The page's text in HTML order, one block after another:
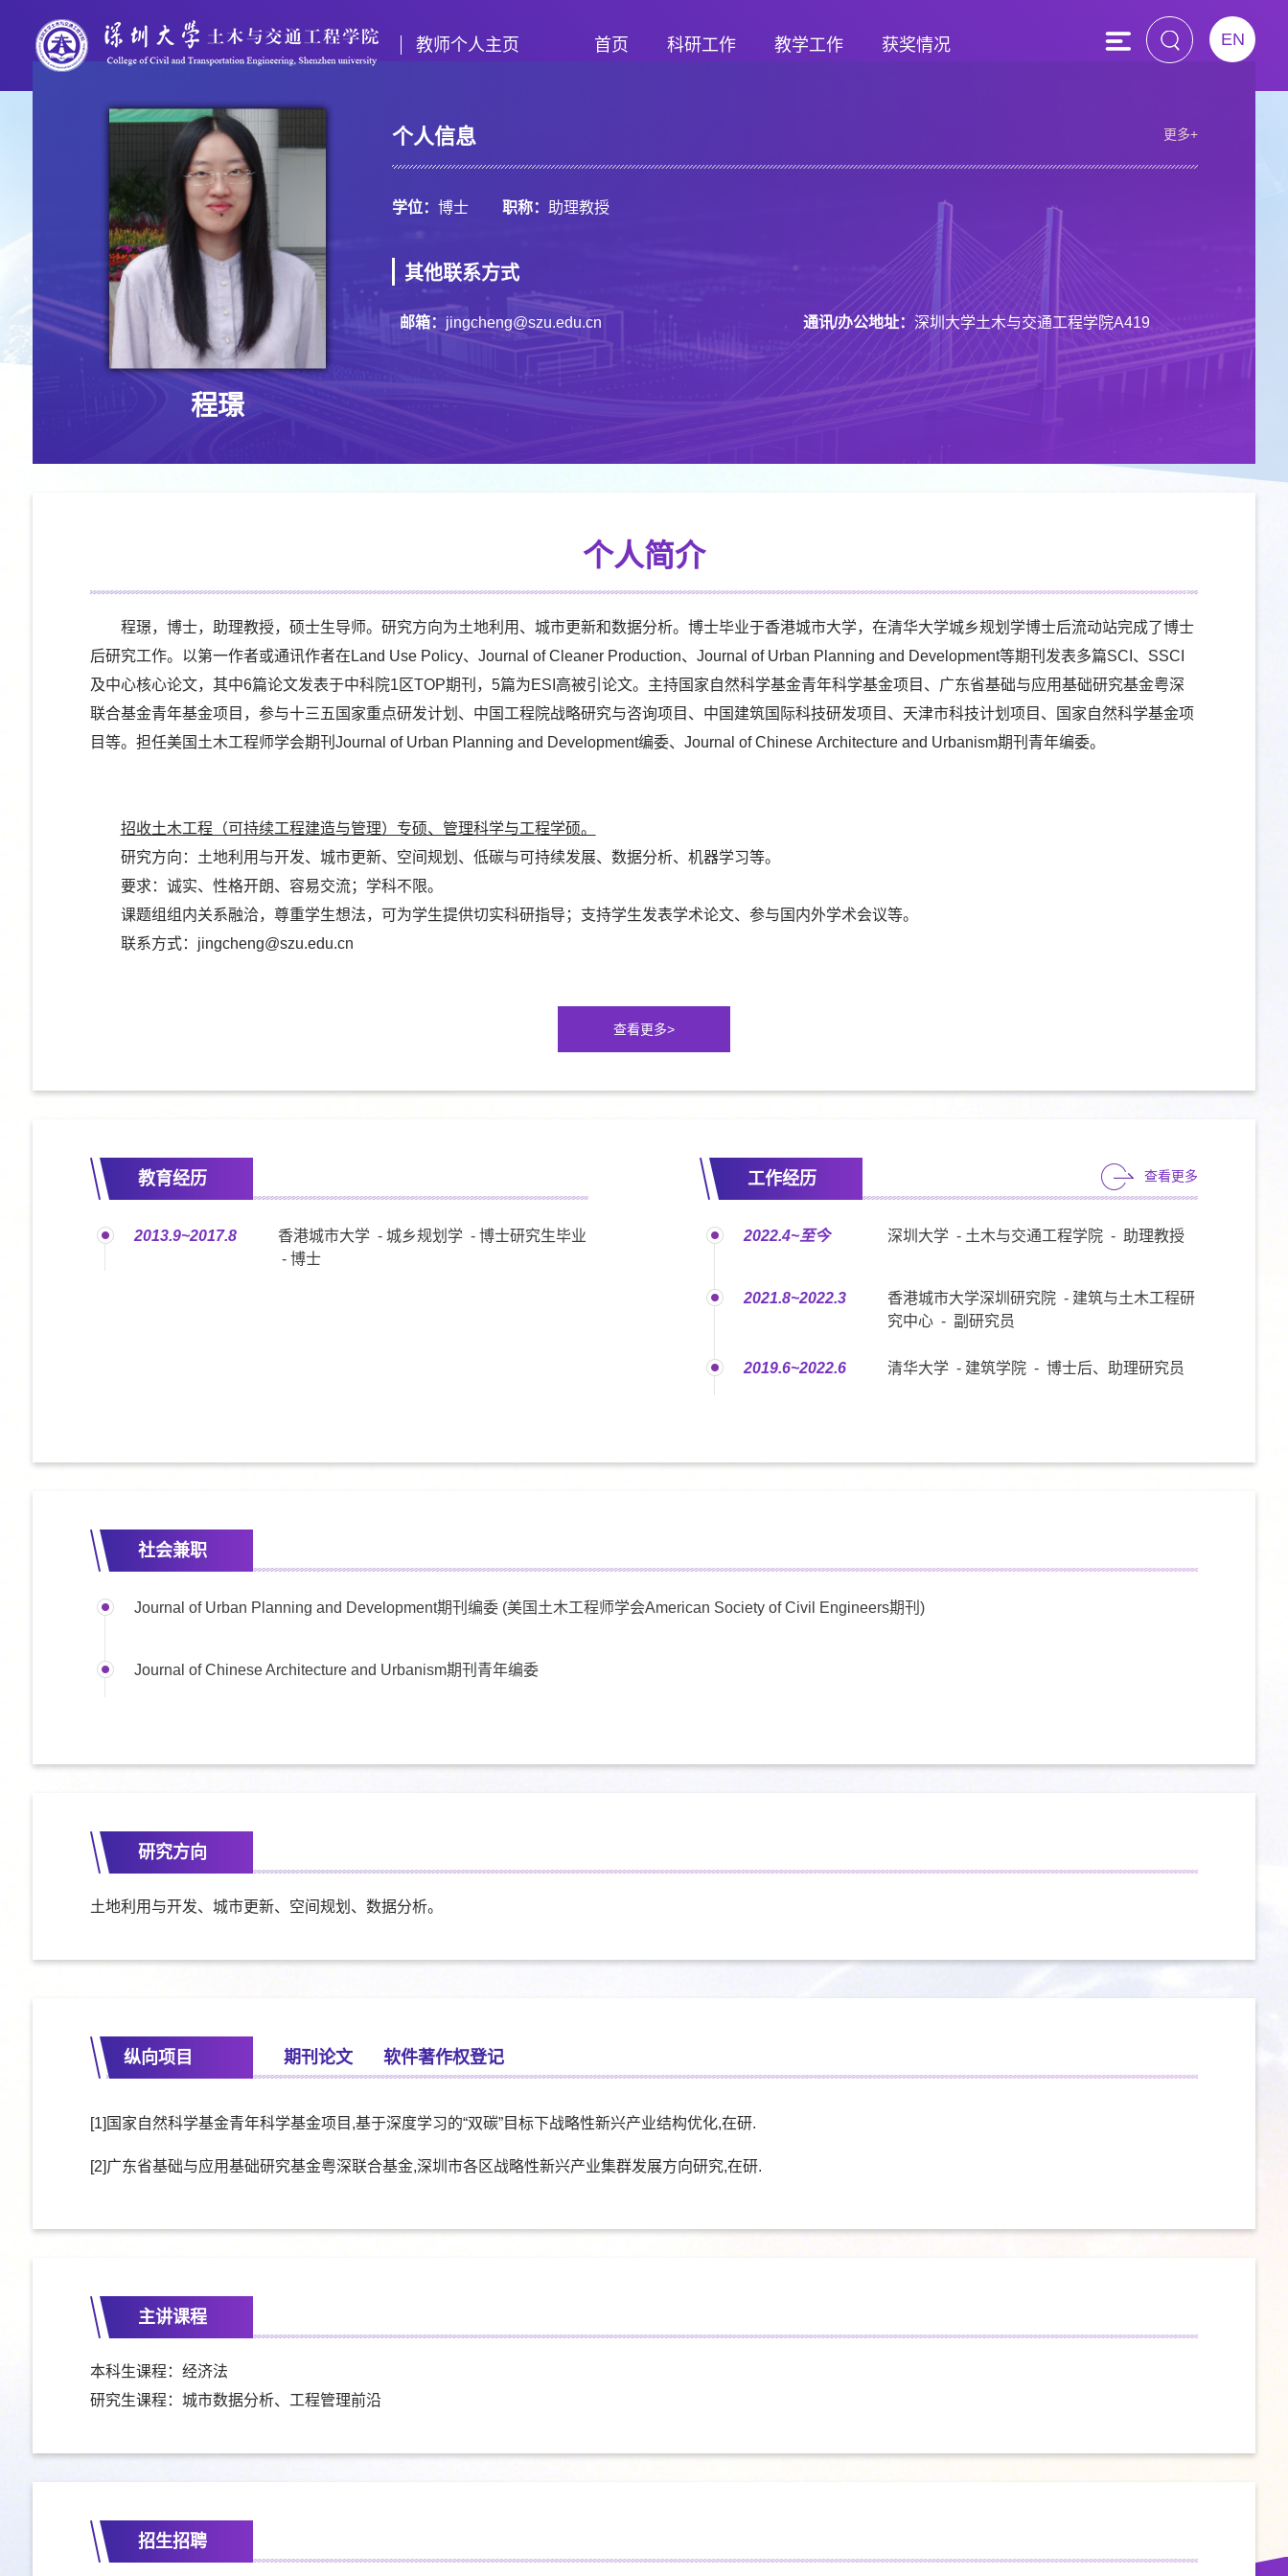
教师个人主页 EN
首页 科研工作 教学工作 获奖情况
程璟
个人信息 更多+
学位： 博士 职称： 助理教授
其他联系方式
邮箱： jingcheng@szu.edu.cn 通讯/办公地址： 深圳大学土木与交通工程学院A419
个人简介
程璟，博士，助理教授，硕士生导师。研究方向为土地利用、城市更新和数据分析。博士毕业于香港城市大学，在清华大学城乡规划学博士后流动站完成了博士
后研究工作。以第一作者或通讯作者在Land Use Policy、Journal of Cleaner Production、Journal of Urban Planning and Development等期刊发表多篇SCI、SSCI
及中心核心论文，其中6篇论文发表于中科院1区TOP期刊，5篇为ESI高被引论文。主持国家自然科学基金青年科学基金项目、广东省基础与应用基础研究基金粤深
联合基金青年基金项目，参与十三五国家重点研发计划、中国工程院战略研究与咨询项目、中国建筑国际科技研发项目、天津市科技计划项目、国家自然科学基金项
目等。担任美国土木工程师学会期刊Journal of Urban Planning and Development编委、Journal of Chinese Architecture and Urbanism期刊青年编委。
招收土木工程（可持续工程建造与管理）专硕、 管理科学与工程学硕。
研究方向：土地利用与开发、城市更新、空间规划、低碳与可持续发展、 数据分析、机器学习等。
要求：诚实、性格开朗、容易交流；学科不限。
课题组组内关系融洽，尊重学生想法，可为学生提供切实科研指导；支持学生发表学术论文、参与国内外学术会议等。
联系方式：jingcheng@szu.edu.cn
查看更多>
教育经历
2013.9~2017.8
香港城市大学 - 城乡规划学 - 博士研究生毕业
- 博士
工作经历 查看更多
2022.4~至今 深圳大学 - 土木与交通工程学院 - 助理教授
2021.8~2022.3
香港城市大学深圳研究院 - 建筑与土木工程研
究中心 - 副研究员
2019.6~2022.6 清华大学 - 建筑学院 - 博士后、助理研究员
社会兼职
Journal of Urban Planning and Development期刊编委 (美国土木工程师学会American Society of Civil Engineers期刊)
Journal of Chinese Architecture and Urbanism期刊青年编委
研究方向
土地利用与开发、城市更新、空间规划、 数据分析。
纵向项目 期刊论文 软件著作权登记
[1]国家自然科学基金青年科学基金项目,基于深度学习的“双碳”目标下战略性新兴产业结构优化,在研.
[2]广东省基础与应用基础研究基金粤深联合基金,深圳市各区战略性新兴产业集群发展方向研究,在研.
主讲课程
本科生课程：经济法
研究生课程：城市数据分析、 工程管理前沿
招生招聘